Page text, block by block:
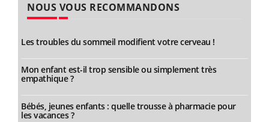
NOUS VOUS RECOMMANDONS
Les troubles du sommeil modifient votre cerveau !
Mon enfant est-il trop sensible ou simplement très
empathique ?
Bébés, jeunes enfants : quelle trousse à pharmacie pour
les vacances ?